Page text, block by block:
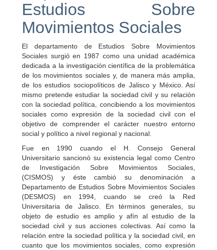
Estudios Sobre
Movimientos Sociales
El departamento de Estudios Sobre Movimientos
Sociales surgió en 1987 como una unidad académica
dedicada a la investigación científica de la problemática
de los movimientos sociales y, de manera más amplia,
de los estudios sociopolíticos de Jalisco y México. Así
mismo pretende estudiar la sociedad civil y su relación
con la sociedad política, concibiendo a los movimientos
sociales como expresión de la sociedad civil con el
objetivo de comprender el carácter nuestro entorno
social y político a nivel regional y nacional.
Fue en 1990 cuando el H. Consejo General
Universitario sancionó su existencia legal como Centro
de Investigación Sobre Movimientos Sociales,
(CISMOS) y éste cambió su denominación a
Departamento de Estudios Sobre Movimientos Sociales
(DESMOS) en 1994, cuando se creó la Red
Universitaria de Jalisco. En términos generales, su
objeto de estudio es amplio y afín al estudio de la
sociedad civil y sus acciones colectivas. Así como la
relación entre la sociedad política y la sociedad civil, en
cuanto que los movimientos sociales, como expresión